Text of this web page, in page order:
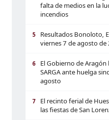
falta de medios en la
incendios
5
Resultados Bonoloto,
viernes 7 de agosto de
6
El Gobierno de Aragón
SARGA ante huelga
agosto
7
El recinto ferial de
las fiestas de San